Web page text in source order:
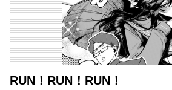
RUN！RUN！RUN！